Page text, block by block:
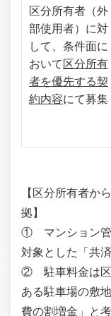
区分所有者（外
部使用者）に対
して、条件面に
おいて 区分所有
者を優先する契
約内容にて募集
【区分所有者か
拠】
① マンション管
対象とした「共
② 駐車料金は区
ある駐車場の敷
費の割増金」と